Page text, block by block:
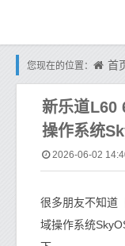
您现在的位置： 首
新乐道L60
操作系统
2026-06-02
很多朋友不知道
域操作系统